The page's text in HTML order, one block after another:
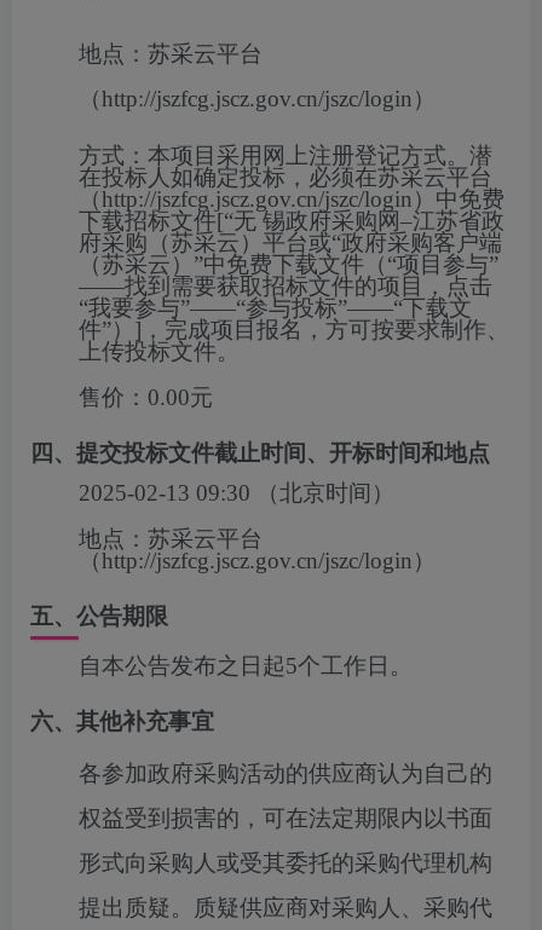
地点： 苏采云平台
（http://jszfcg.jscz.gov.cn/jszc/login）
方式： 本项目采用网上注册登记方式。潜
在投标人如确定投标，必须在苏采云平台
（http://jszfcg.jscz.gov.cn/jszc/login）中免费
下载招标文件[“无 锡政府采购网–江苏省政
府采购（苏采云）平台或“政府采购客户端
（苏采云）”中免费下载文件（“项目参与”
——找到需要获取招标文件的项目，点击
“我要参与”——“参与投标”——“下载文
件”）]，完成项目报名，方可按要求制作、
上传投标文件。
售价： 0.00元
四、提交投标文件截止时间、开标时间和地点
2025-02-13 09:30 （北京时间）
地点： 苏采云平台
（http://jszfcg.jscz.gov.cn/jszc/login）
五、公告期限
自本公告发布之日起5个工作日。
六、其他补充事宜
各参加政府采购活动的供应商认为自己的
权益受到损害的，可在法定期限内以书面
形式向采购人或受其委托的采购代理机构
提出质疑。质疑供应商对采购人、采购代